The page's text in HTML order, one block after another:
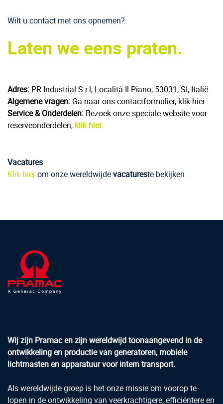
Wilt u contact met ons opnemen?
Laten we eens praten.
Adres: PR Industrial S.r.l, Località Il Piano, 53031, SI, Italië
Algemene vragen: Ga naar ons contactformulier, klik hier.
Service & Onderdelen: Bezoek onze speciale website voor
reserveonderdelen, klik hier.
Vacatures
Klik hierom onze wereldwijdevacatureste bekijken .
Wij zijn Pramac en zijn wereldwijd toonaangevend in de
ontwikkeling en productie van generatoren, mobiele
lichtmasten en apparatuur voor intern transport.
Als wereldwijde groep is het onze missie om voorop te
lopen in de ontwikkeling van veerkrachtigere, efficiëntere en